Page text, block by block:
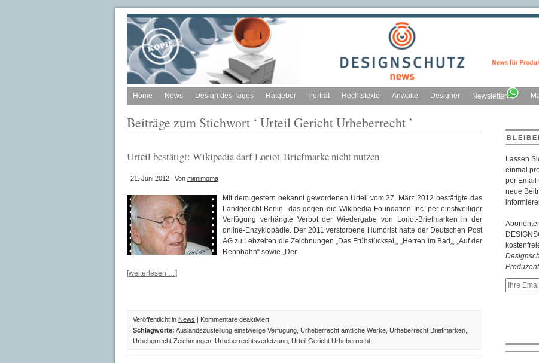
Home News Design des Tages Ratgeber Porträt Rechtstexte Anwälte Designer Newsletter
Beiträge zum Stichwort ‘ Urteil Gericht Urheberrecht ’
Urteil bestätigt: Wikipedia darf Loriot-Briefmarke nicht nutzen
21. Juni 2012 | Von mimimoma
Mit dem gestern bekannt gewordenen Urteil vom 27. März 2012 bestätigte das
Landgericht Berlin das gegen die Wikipedia Foundation Inc. per einstweiliger
Verfügung verhängte Verbot der Wiedergabe von Loriot-Briefmarken in der
online-Enzyklopädie. Der 2011 verstorbene Humorist hatte der Deutschen Post
AG zu Lebzeiten die Zeichnungen „Das Frühstücksei„, „Herren im Bad„, „Auf der
Rennbahn“ sowie „Der
[weiterlesen …]
Veröffentlicht in News Kommentare deaktiviertfür
Urteil
bestätigt:
Schlagworte: Auslandszustellung einstweilge Verfügung, Urheberrecht amtliche Werke, Urheberrecht Briefmarken,
Urheberrecht Zeichnungen, Urheberrechtsverletzung, Urteil Gericht Urheberrecht
Lassen
einmal
per Email
neue